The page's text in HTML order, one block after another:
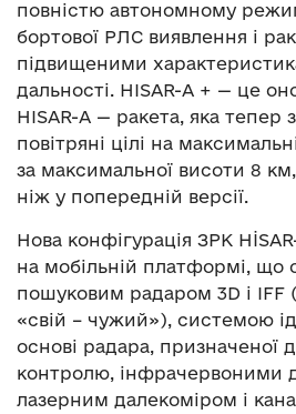
повністю автономному
бортової РЛС виявлення і
підвищеними
дальності. HISAR-A + — це
HISAR-A — ракета, яка тепер
повітряні цілі на
за максимальної висоти 8
ніж у попередній версії.
Нова конфігурація ЗРК
на мобільній платформі, що
пошуковим радаром 3D і IFF
«свій – чужий»), системою
основі радара, призначеної
контролю, інфрачервоними
лазерним далекоміром і